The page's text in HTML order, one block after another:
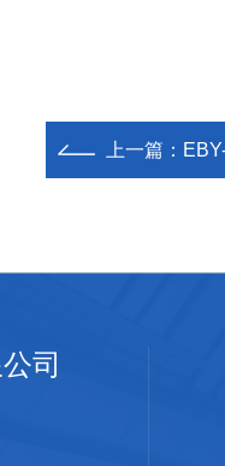
上一篇：
司